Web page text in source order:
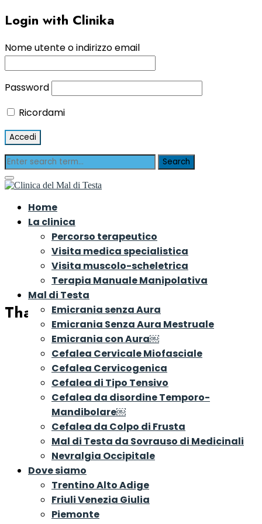
Login with Clinika
Nome utente o indirizzo email
Password
Ricordami
Home
La clinica
Percorso terapeutico
Visita medica specialistica
Visita muscolo-scheletrica
Terapia Manuale Manipolativa
Mal di Testa
Emicrania senza Aura
Emicrania Senza Aura Mestruale
Emicrania con Aura￼
Cefalea Cervicale Miofasciale
Cefalea Cervicogenica
Cefalea di Tipo Tensivo
Cefalea da disordine Temporo-
Mandibolare￼
Cefalea da Colpo di Frusta
Mal di Testa da Sovrauso di Medicinali
Nevralgia Occipitale
Dove siamo
Trentino Alto Adige
Friuli Venezia Giulia
Piemonte
Thank you for booking